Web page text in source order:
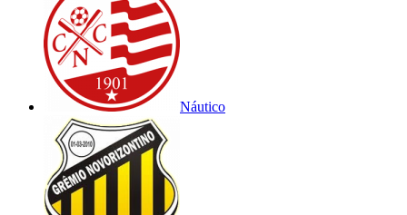
Náutico